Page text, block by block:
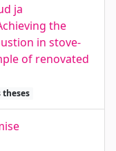
ja
the
in stove-
of renovated
theses